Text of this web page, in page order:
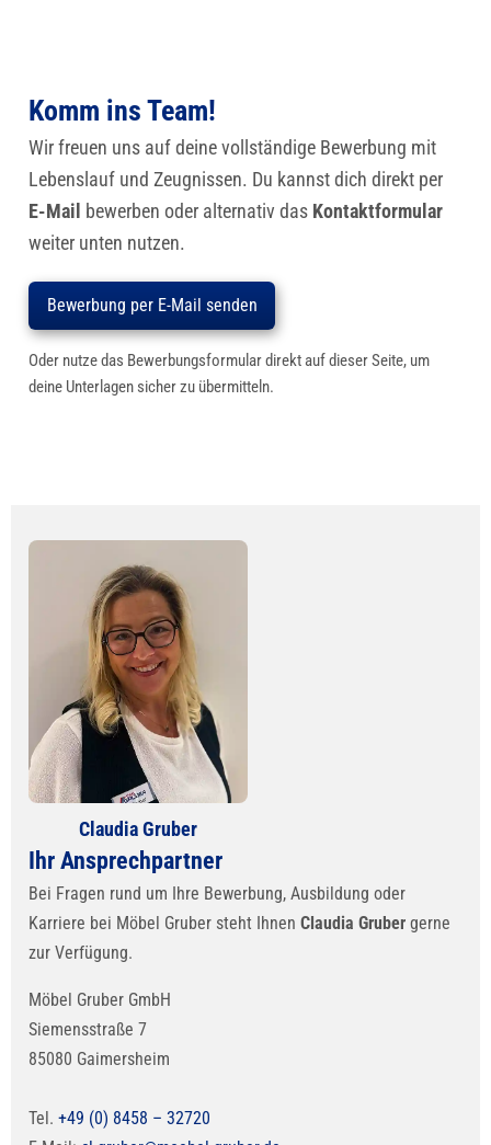
Komm ins Team!
Wir freuen uns auf deine vollständige Bewerbung mit
Lebenslauf und Zeugnissen. Du kannst dich direkt per
E-Mail bewerben oder alternativ das Kontaktformular
weiter unten nutzen.
Bewerbung per E-Mail senden
Oder nutze das Bewerbungsformular direkt auf dieser Seite, um
deine Unterlagen sicher zu übermitteln.
Claudia Gruber
Ihr Ansprechpartner
Bei Fragen rund um Ihre Bewerbung, Ausbildung oder
Karriere bei Möbel Gruber steht Ihnen Claudia Gruber gerne
zur Verfügung.
Möbel Gruber GmbH
Siemensstraße 7
85080 Gaimersheim
Tel. +49 (0) 8458 – 32720